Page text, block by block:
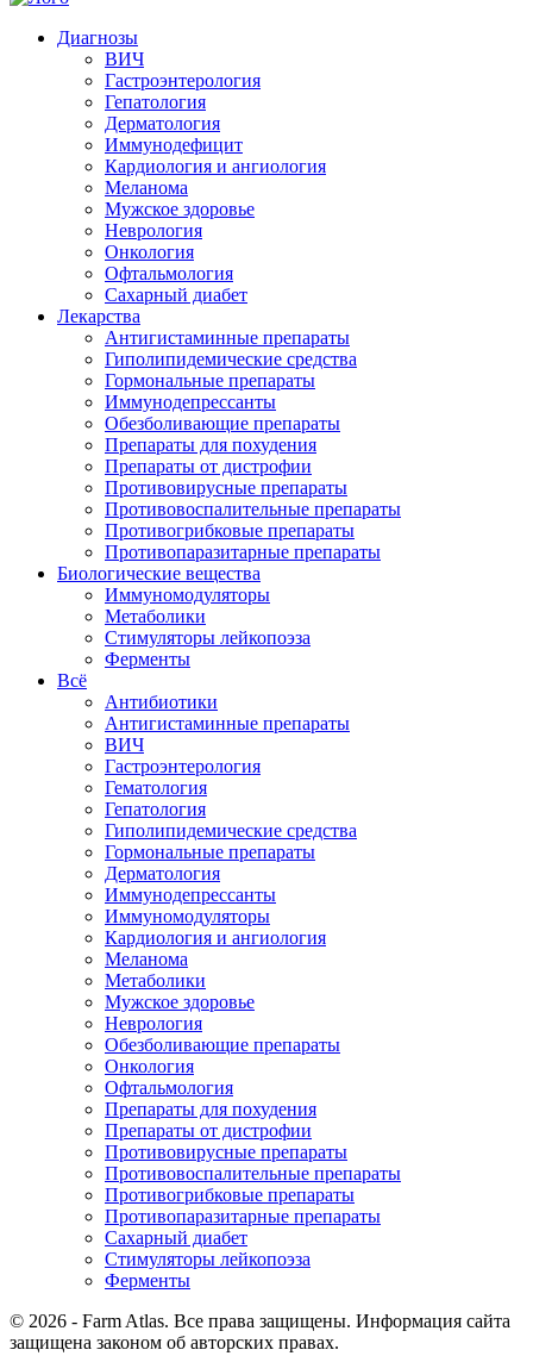
Диагнозы
ВИЧ
Гастроэнтерология
Гепатология
Дерматология
Иммунодефицит
Кардиология и ангиология
Меланома
Мужское здоровье
Неврология
Онкология
Офтальмология
Сахарный диабет
Лекарства
Антигистаминные препараты
Гиполипидемические средства
Гормональные препараты
Иммунодепрессанты
Обезболивающие препараты
Препараты для похудения
Препараты от дистрофии
Противовирусные препараты
Противовоспалительные препараты
Противогрибковые препараты
Противопаразитарные препараты
Биологические вещества
Иммуномодуляторы
Метаболики
Стимуляторы лейкопоэза
Ферменты
Всё
Антибиотики
Антигистаминные препараты
ВИЧ
Гастроэнтерология
Гематология
Гепатология
Гиполипидемические средства
Гормональные препараты
Дерматология
Иммунодепрессанты
Иммуномодуляторы
Кардиология и ангиология
Меланома
Метаболики
Мужское здоровье
Неврология
Обезболивающие препараты
Онкология
Офтальмология
Препараты для похудения
Препараты от дистрофии
Противовирусные препараты
Противовоспалительные препараты
Противогрибковые препараты
Противопаразитарные препараты
Сахарный диабет
Стимуляторы лейкопоэза
Ферменты
© 2026 - Farm Atlas. Все права защищены. Информация сайта
защищена законом об авторских правах.